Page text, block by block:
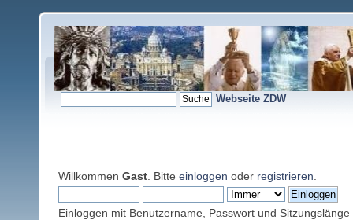
Webseite ZDW
Willkommen Gast . Bitte einloggen oder registrieren
Einloggen mit Benutzername, Passwort und Sitzungslänge